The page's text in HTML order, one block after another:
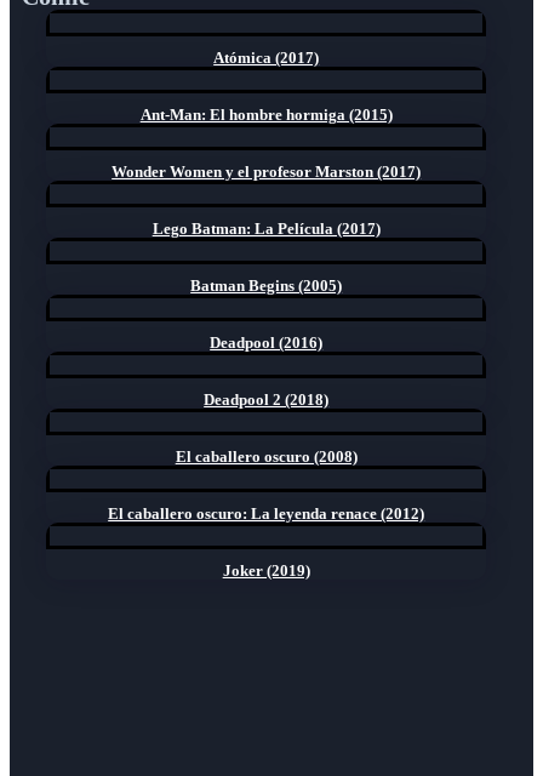
Atómica (2017)
Ant-Man: El hombre hormiga (2015)
Wonder Women y el profesor Marston (2017)
Lego Batman: La Película (2017)
Batman Begins (2005)
Deadpool (2016)
Deadpool 2 (2018)
El caballero oscuro (2008)
El caballero oscuro: La leyenda renace (2012)
Joker (2019)